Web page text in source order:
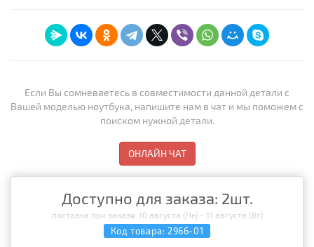
Если Вы сомневаетесь в совместимости данной детали с
Вашей моделью ноутбука, напишите нам в чат и мы поможем с
поиском нужной детали.
ОНЛАЙН ЧАТ
Доступно для заказа: 2шт.
поставка при заказе: 10 августа (Пн) - 11 августа (Вт)
Код товара: 2966-01